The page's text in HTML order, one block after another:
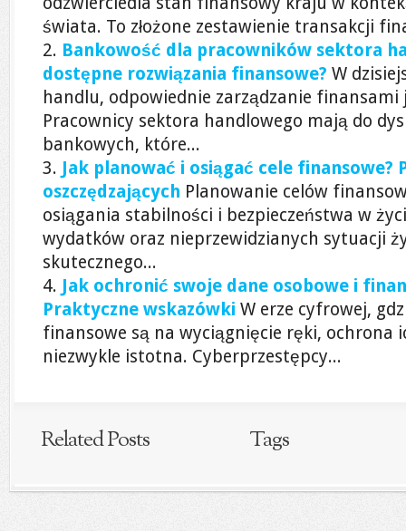
świata. To złożone zestawienie transakcji
Bankowość dla pracowników sektora
dostępne rozwiązania finansowe? W
handlu, odpowiednie zarządzanie finansami
Pracownicy sektora handlowego mają do
bankowych, które...
Jak planować i osiągać cele
oszczędzających Planowanie celów
osiągania stabilności i bezpieczeństwa w
wydatków oraz nieprzewidzianych sytuacji
skutecznego...
Jak ochronić swoje dane osobowe i
Praktyczne wskazówki W erze cyfrowej,
finansowe są na wyciągnięcie ręki, ochrona
niezwykle istotna. Cyberprzestępcy...
Related Posts Tags